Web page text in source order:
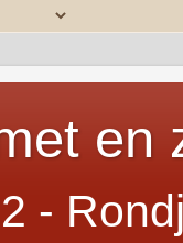
en
-